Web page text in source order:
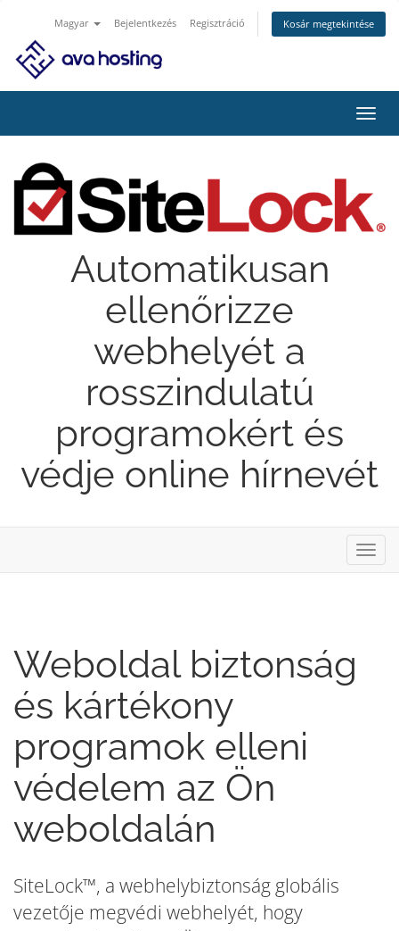
Magyar Bejelentkezés Regisztráció Kosár megtekintése
a
Automatikusan
ellenőrizze
webhelyét a
rosszindulatú
programokért és
védje online hírnevét
a
Weboldal biztonság
és kártékony
programok elleni
védelem az Ön
weboldalán
SiteLock™, a webhelybiztonság globális
vezetője megvédi webhelyét, hogy